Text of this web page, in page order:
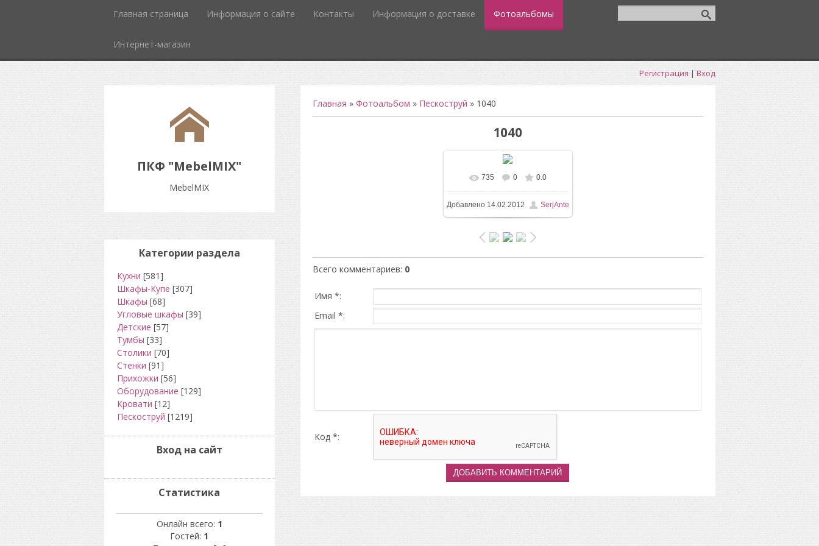
Главная страница Информация о сайте Контакты Информация о доставке Фотоальбомы
Интернет-магазин
Регистрация | Вход
ПКФ "MebelMIX"
MebelMIX
Главная » Фотоальбом » Пескоструй » 1040
1040
В реальном размере
496x732/ 66.3Kb
735 0 0.0
Добавлено14.02.2012 SerjAnte
Всего комментариев: 0
Имя *:
Email *:
Код *:
Категории раздела
Кухни [581]
Шкафы-Купе [307]
Шкафы [68]
Угловые шкафы [39]
Детские [57]
Тумбы [33]
Столики [70]
Стенки [91]
Прихожки [56]
Оборудование [129]
Кровати [12]
Пескоструй [1219]
Вход на сайт
Статистика
Онлайн всего: 1
Гостей: 1